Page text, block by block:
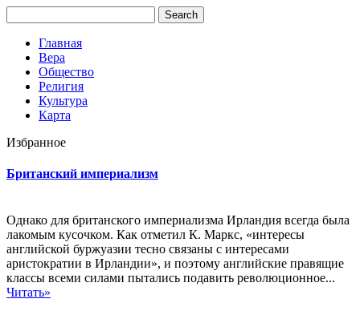
Главная
Вера
Общество
Религия
Культура
Карта
Избранное
Британский империализм
Однако для британского империализма Ирландия всегда была
лакомым кусочком. Как отметил К. Маркс, «интересы
английской буржуазии тесно связаны с интересами
аристократии в Ирландии», и поэтому английские правящие
классы всеми силами пытались подавить революционное...
Читать»